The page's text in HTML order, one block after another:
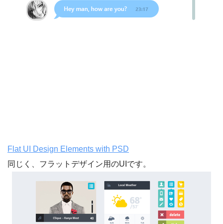
Flat UI Design Elements with PSD
同じく、フラットデザイン用のUIです。